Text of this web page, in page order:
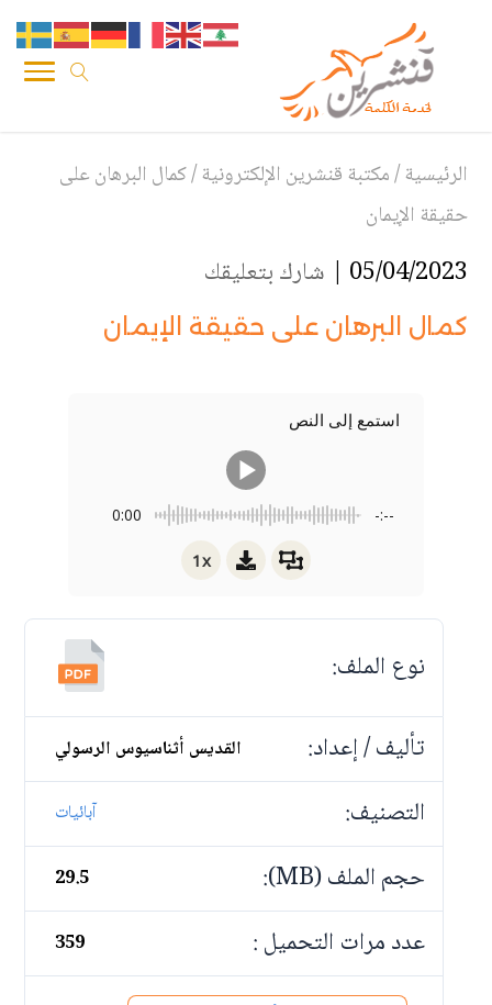
الرئيسية/مكتبة قنشرين الإلكترونية/كمال البرهان على
حقيقة الإيمان
05/04/2023 | شارك بتعليقك
كمال البرهان على حقيقة الإيمان
استمع إلى النص
0:00 -:--
1x
نوع الملف:
تأليف / إعداد:
القديس أثناسيوس الرسولي
التصنيف: آبائيات
حجم الملف (MB): 29.5
عدد مرات التحميل : 359